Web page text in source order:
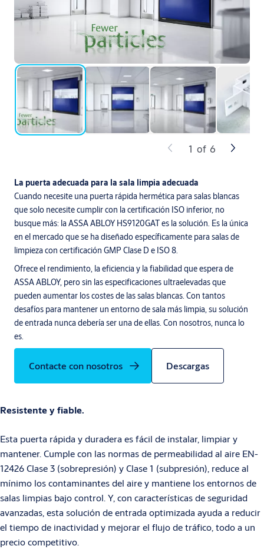
La puerta adecuada para la sala limpia adecuada
Cuando necesite una puerta rápida hermética para salas blancas
que solo necesite cumplir con la certificación ISO inferior, no
busque más: la ASSA ABLOY HS9120GAT es la solución. Es la única
en el mercado que se ha diseñado específicamente para salas de
limpieza con certificación GMP Clase D e ISO 8.
Ofrece el rendimiento, la eficiencia y la fiabilidad que espera de
ASSA ABLOY, pero sin las especificaciones ultraelevadas que
pueden aumentar los costes de las salas blancas. Con tantos
desafíos para mantener un entorno de sala más limpia, su solución
de entrada nunca debería ser una de ellas. Con nosotros, nunca lo
es.
Contacte con nosotros Descargas
1 of 6
Resistente y fiable.
Esta puerta rápida y duradera es fácil de instalar, limpiar y
mantener. Cumple con las normas de permeabilidad al aire EN-
12426 Clase 3 (sobrepresión) y Clase 1 (subpresión), reduce al
mínimo los contaminantes del aire y mantiene los entornos de
salas limpias bajo control. Y, con características de seguridad
avanzadas, esta solución de entrada optimizada ayuda a reducir
el tiempo de inactividad y mejorar el flujo de tráfico, todo a un
precio competitivo.